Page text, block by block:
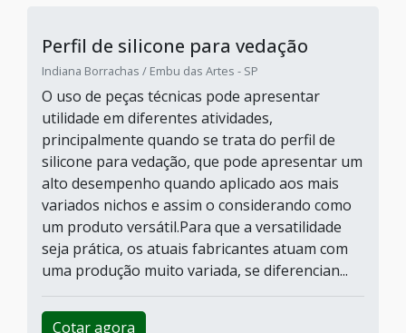
Perfil de silicone para porta de
forno
Indiana Borrachas / Embu das Artes - SP
O uso do perfil de silicone para porta de forno
é muito atrativo, além de ser considerado
essencial, já que este produto é capaz de
promover uma vedação de alto desempenho,
evitando que o calor passe pela porta e assim
interfira no preparo de diferentes itens.Para
que melhor se adeque a cada equipamento, o